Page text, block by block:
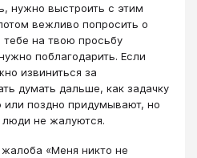
нужно выстроить с этим
вежливо попросить о
тебе на твою просьбу
поблагодарить. Если
извиниться за
думать дальше, как задачку
поздно придумывают, но
не жалуются.
«Меня никто не